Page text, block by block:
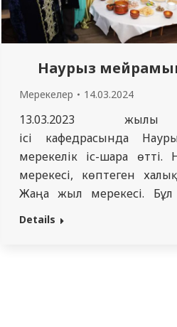
Наурыз
Мерекелер 14.03.2024
13.03.2023 жылы
ісі кафедрасында
мерекелік іс-шара өтті.
мерекесі, көптеген
Жаңа жыл мерекесі. Бұл
дәстүрлері ғасырлар
Details